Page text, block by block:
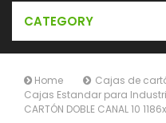
CATEGORY
Home
Cajas de
Cajas Estandar para
CARTÓN DOBLE CANAL 10